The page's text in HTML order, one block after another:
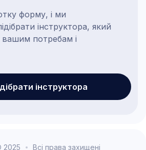
форму, і ми
інструктора, який
вашим потребам і
інструктора
2025
Всі права захищені